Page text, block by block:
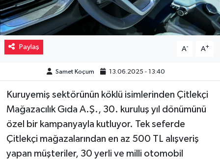
Paylaş A- A+
Samet Koçum 13.06.2025 - 13:40
Kuruyemiş sektörünün köklü isimlerinden Çitlekçi
Mağazacılık Gıda A.Ş., 30. kuruluş yıl dönümünü
özel bir kampanyayla kutluyor. Tek seferde
Çitlekçi mağazalarından en az 500 TL alışveriş
yapan müşteriler, 30 yerli ve milli otomobil
Sağlık
Sinemalar
Siyaset
Spor
Teknoloji
Türkiye